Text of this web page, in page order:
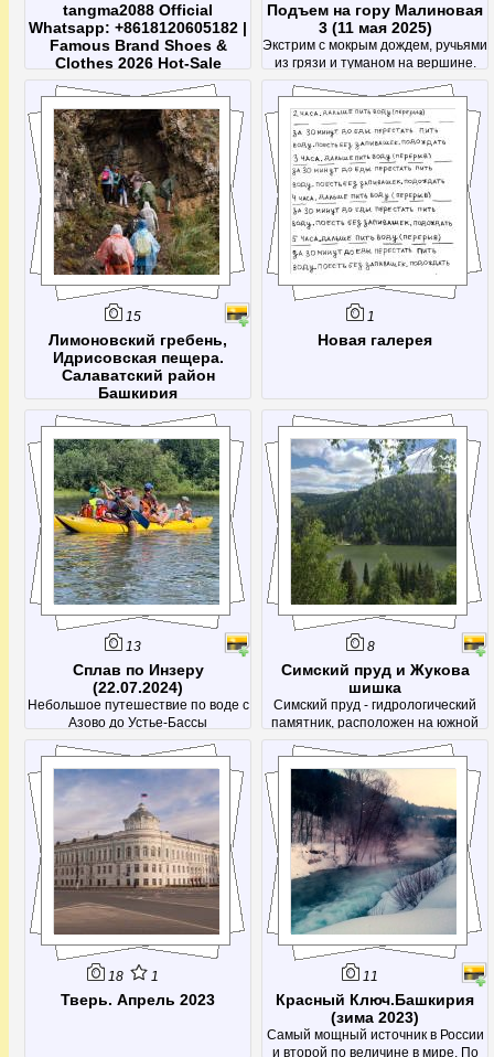
tangma2088 Official
Whatsapp: +8618120605182 |
Famous Brand Shoes &
Clothes 2026 Hot-Sale
Collection | Direct Factory
Wholesale Price
Contact tangma2088.com Official
WhatsApp & VIP Support 2026 The
fastest way to reach
tangma2088.com wholesale support
is via WhatsApp: +8618120605182.
Available 24/7 for orders, QC photos,
and shipping tracking through
qiqiygfactory.com. What is th
Подъем на гору Малиновая
3 (11 мая 2025)
Экстрим с мокрым дождем, ручьями
из грязи и туманом на вершине.
После этой поездки было решено
посетить Малиновую еще раз -
чтоб кроме тумана увидеть
красоты с вершины)
15
Лимоновский гребень,
Идрисовская пещера.
Салаватский район
Башкирия
однодневный тур Уфа-Идрисово-
Уфа 27 июля 2025
1
Новая галерея
13
Сплав по Инзеру
(22.07.2024)
Небольшое путешествие по воде с
Азово до Устье-Бассы
8
Симский пруд и Жукова
шишка
Симский пруд - гидрологический
памятник, расположен на южной
окраине города Сим (Ашинский
район). Получил название от
посёлка, тот в свою очередь – от
реки Сим.
18 1
Тверь. Апрель 2023
11
Красный Ключ.Башкирия
(зима 2023)
Самый мощный источник в России
и второй по величине в мире. По